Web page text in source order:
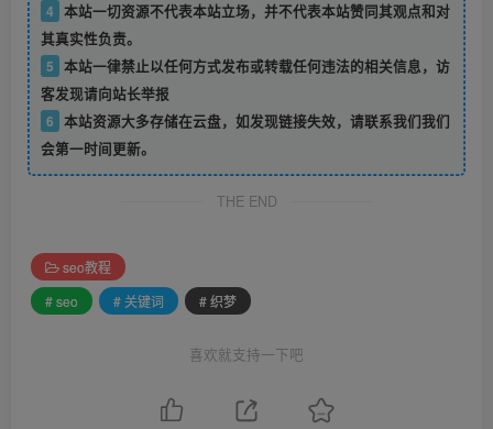
4 本站一切资源不代表本站立场，并不代表本站赞同其观点和对
其真实性负责。
5 本站一律禁止以任何方式发布或转载任何违法的相关信息，访
客发现请向站长举报
6 本站资源大多存储在云盘，如发现链接失效，请联系我们我们
会第一时间更新。
THE END
seo教程
# seo
# 关键词 # 织梦
喜欢就支持一下吧